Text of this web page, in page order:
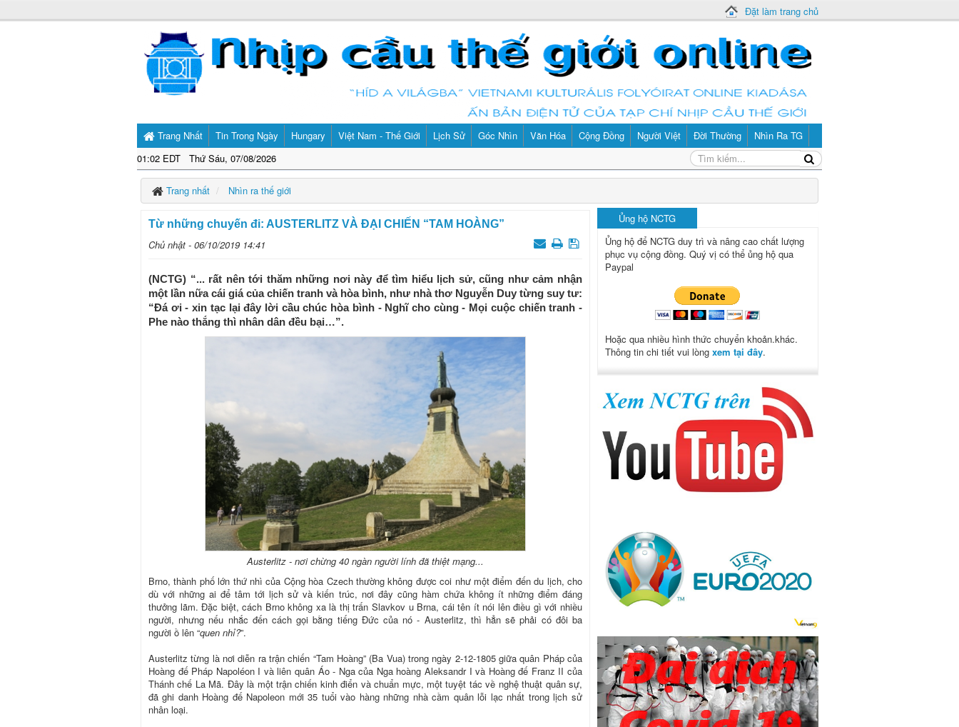
Đặt làm trang chủ
Trang Nhất
01:02 EDT Thứ Sáu, 07/08/2026
Tin Trong Ngày Hungary Việt Nam - Thế Giới Lịch Sử Góc Nhìn Văn Hóa Cộng Đồng Người Việt Đời Thường Nhìn Ra TG
Trang nhất Nhìn ra thế giới
Từ những chuyến đi: AUSTERLITZ VÀ ĐẠI CHIẾN “TAM HOÀNG”
Chủ nhật - 06/10/2019 14:41
(NCTG) “... rất nên tới thăm những nơi này để tìm hiểu lịch sử, cũng như cảm nhận
một lần nữa cái giá của chiến tranh và hòa bình, như nhà thơ Nguyễn Duy từng suy tư:
“Đá ơi - xin tạc lại đây lời cầu chúc hòa bình - Nghĩ cho cùng - Mọi cuộc chiến tranh -
Phe nào thắng thì nhân dân đều bại…”.
Austerlitz - nơi chừng 40 ngàn người lính đã thiệt mạng...
Brno, thành phố lớn thứ nhì của Cộng hòa Czech thường không được coi như một điểm đến du lịch, cho
dù với những ai để tâm tới lịch sử và kiến trúc, nơi đây cũng hàm chứa không ít những điểm đáng
thưởng lãm. Đặc biệt, cách Brno không xa là thị trấn Slavkov u Brna, cái tên ít nói lên điều gì với nhiều
người, nhưng nếu nhắc đến cách gọi bằng tiếng Đức của nó - Austerlitz, thì hẳn sẽ phải có đôi ba
người ồ lên “quen nhỉ?”.
Austerlitz từng là nơi diễn ra trận chiến “Tam Hoàng” (Ba Vua) trong ngày 2-12-1805 giữa quân Pháp của
Hoàng đế Pháp Napoléon I và liên quân Áo - Nga của Nga hoàng Aleksandr I và Hoàng đế Franz II của
Thánh chế La Mã. Đây là một trận chiến kinh điển và chuẩn mực, một tuyệt tác về nghệ thuật quân sự,
đã ghi danh Hoàng đế Napoleon mới 35 tuổi vào hàng những nhà cầm quân lỗi lạc nhất trong lịch sử
nhân loại.
Ủng hộ NCTG
Ủng hộ để NCTG duy trì và nâng cao chất lượng
phục vụ cộng đồng. Quý vị có thể ủng hộ qua
Paypal
Hoặc qua nhiều hình thức chuyển khoản.khác.
Thông tin chi tiết vui lòng xem tại đây.